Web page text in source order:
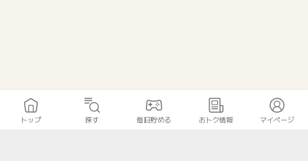
トップ 探す 毎日貯める おトク情報 マイページ